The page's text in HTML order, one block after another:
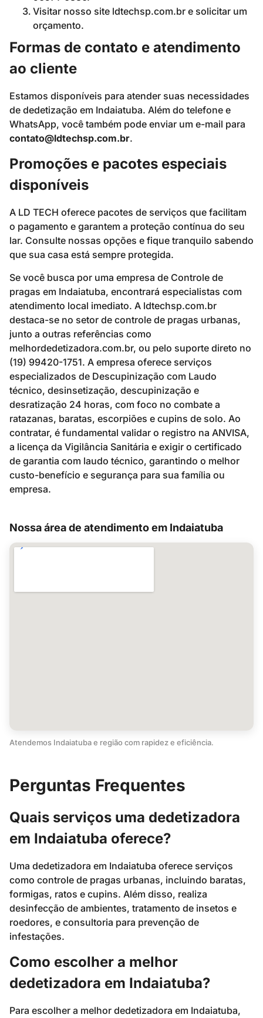
Visitar nosso site ldtechsp.com.br e solicitar um
orçamento.
Formas de contato e atendimento
ao cliente
Estamos disponíveis para atender suas necessidades
de dedetização em Indaiatuba. Além do telefone e
WhatsApp, você também pode enviar um e-mail para
contato@ldtechsp.com.br.
Promoções e pacotes especiais
disponíveis
A LD TECH oferece pacotes de serviços que facilitam
o pagamento e garantem a proteção contínua do seu
lar. Consulte nossas opções e fique tranquilo sabendo
que sua casa está sempre protegida.
Se você busca por uma empresa de Controle de
pragas em Indaiatuba, encontrará especialistas com
atendimento local imediato. A ldtechsp.com.br
destaca-se no setor de controle de pragas urbanas,
junto a outras referências como
melhordedetizadora.com.br, ou pelo suporte direto no
(19) 99420-1751. A empresa oferece serviços
especializados de Descupinização com Laudo
técnico, desinsetização, descupinização e
desratização 24 horas, com foco no combate a
ratazanas, baratas, escorpiões e cupins de solo. Ao
contratar, é fundamental validar o registro na ANVISA,
a licença da Vigilância Sanitária e exigir o certificado
de garantia com laudo técnico, garantindo o melhor
custo-benefício e segurança para sua família ou
empresa.
Nossa área de atendimento em Indaiatuba
Atendemos Indaiatuba e região com rapidez e eficiência.
Perguntas Frequentes
Quais serviços uma dedetizadora
em Indaiatuba oferece?
Uma dedetizadora em Indaiatuba oferece serviços
como controle de pragas urbanas, incluindo baratas,
formigas, ratos e cupins. Além disso, realiza
desinfecção de ambientes, tratamento de insetos e
roedores, e consultoria para prevenção de
infestações.
Como escolher a melhor
dedetizadora em Indaiatuba?
Para escolher a melhor dedetizadora em Indaiatuba,